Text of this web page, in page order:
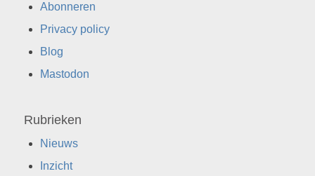
Abonneren
Privacy policy
Blog
Mastodon
Rubrieken
Nieuws
Inzicht